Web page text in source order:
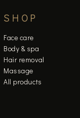
SHOP
Face care
Body & spa
Hair removal
Massage
All products